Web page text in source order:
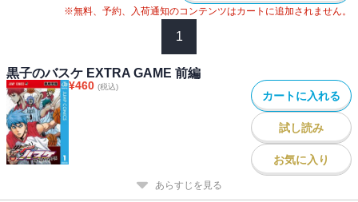
※無料、予約、入荷通知のコンテンツはカートに追加されません。
1
黒子のバスケ EXTRA GAME 前編
¥460 (税込)
カートに入れる
試し読み
お気に入り
あらすじを見る